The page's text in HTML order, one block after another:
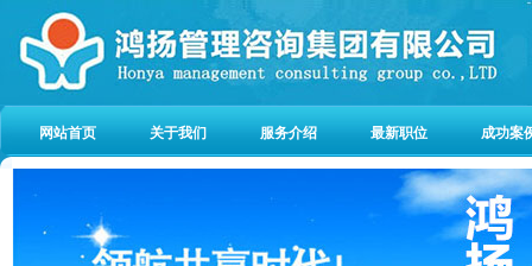
网站首页 关于我们 服务介绍 最新职位 成功案